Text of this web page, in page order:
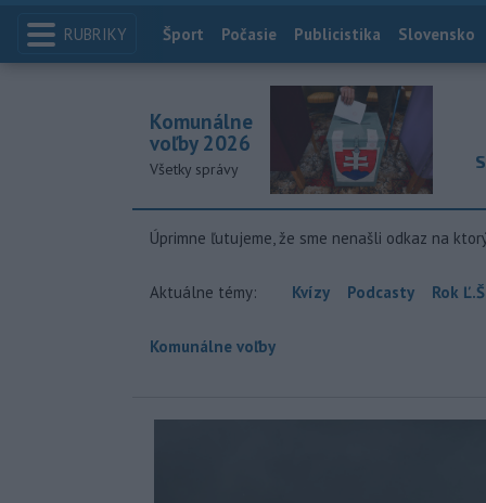
RUBRIKY Index
Šport Počasie Publicistika Slovensko
Komunálne
voľby 2026
Všetky správy
Úprimne ľutujeme, že sme nenašli odkaz na
Aktuálne témy: Kvízy Podcasty Rok
Komunálne voľby